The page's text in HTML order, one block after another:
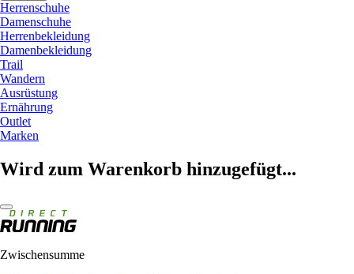
Herrenschuhe
Damenschuhe
Herrenbekleidung
Damenbekleidung
Trail
Wandern
Ausrüstung
Ernährung
Outlet
Marken
Wird zum Warenkorb hinzugefügt...
Zwischensumme